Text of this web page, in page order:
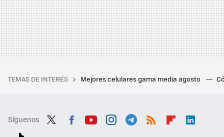
TEMAS DE INTERÉS Mejores celulares gama media agosto
Síguenos